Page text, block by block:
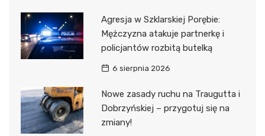
Agresja w Szklarskiej Porębie:
Mężczyzna atakuje partnerkę i
policjantów rozbitą butelką
6 sierpnia 2026
Nowe zasady ruchu na Traugutta i
Dobrzyńskiej – przygotuj się na
zmiany!